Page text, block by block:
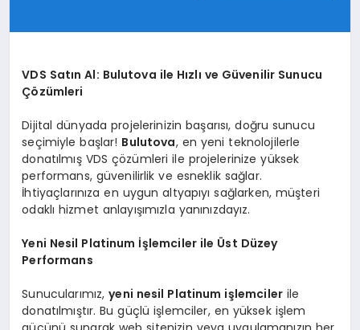
VDS Satın Al: Bulutova ile Hızlı ve Güvenilir Sunucu
Çözümleri
Dijital dünyada projelerinizin başarısı, doğru sunucu
seçimiyle başlar! Bulutova, en yeni teknolojilerle
donatılmış VDS çözümleri ile projelerinize yüksek
performans, güvenilirlik ve esneklik sağlar.
İhtiyaçlarınıza en uygun altyapıyı sağlarken, müşteri
odaklı hizmet anlayışımızla yanınızdayız.
Yeni Nesil Platinum İşlemciler ile Üst Düzey
Performans
Sunucularımız,yeni nesil Platinum işlemcilerile
donatılmıştır. Bu güçlü işlemciler, en yüksek işlem